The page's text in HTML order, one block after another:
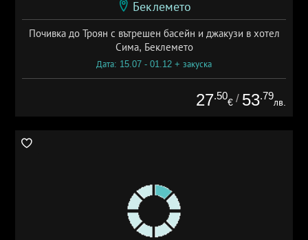
Беклемето
Почивка до Троян с вътрешен басейн и джакузи в хотел
Сима, Беклемето
Дата: 15.07 - 01.12 + закуска
27.50
€ / 53.79
лв.